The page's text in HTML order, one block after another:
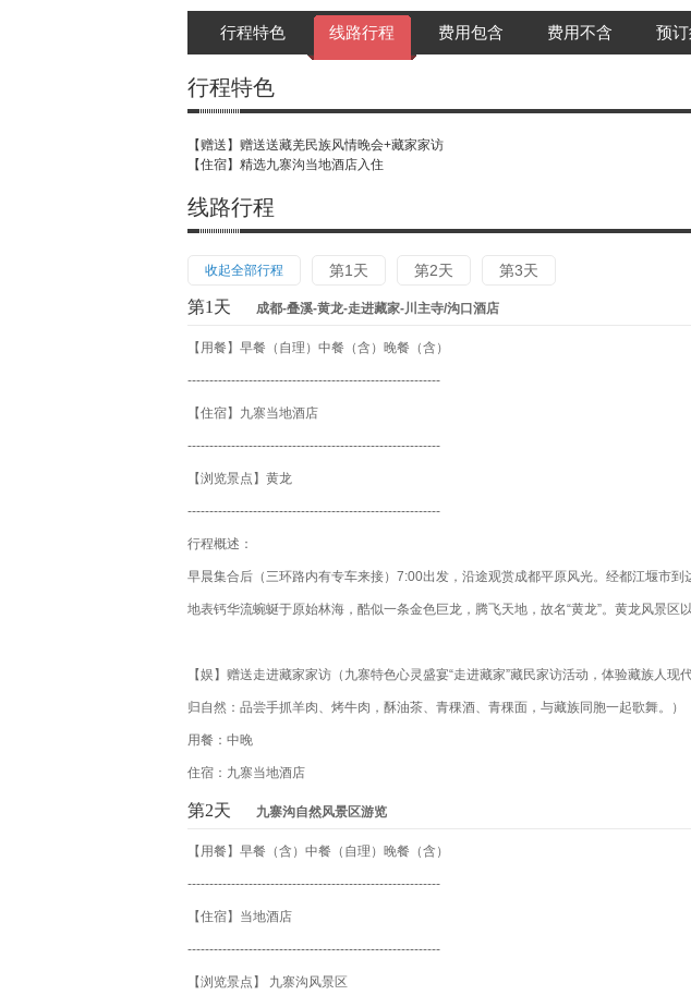
行程特色 线路行程 费用包含 费用不含 预
行程特色
【赠送】赠送送藏羌民族风情晚会+藏家家访
【住宿】精选九寨沟当地酒店入住
线路行程
收起全部行程 第1天 第2天 第3天
第1天 成都-叠溪-黄龙-走进藏家-川主寺/沟口酒店
【用餐】早餐（自理）中餐（含）晚餐（含）
----------------------------------------------------------
【住宿】九寨当地酒店
----------------------------------------------------------
【浏览景点】黄龙
----------------------------------------------------------
行程概述：
早晨集合后（三环路内有专车来接）7:00出发，沿途观赏成都平原风光。经都江堰市
地表钙华流蜿蜒于原始林海，酷似一条金色巨龙，腾飞天地，故名“黄龙”。黄龙风景区
【娱】赠送走进藏家家访（九寨特色心灵盛宴“走进藏家”藏民家访活动，体验藏族人
归自然：品尝手抓羊肉、烤牛肉，酥油茶、青稞酒、青稞面，与藏族同胞一起歌舞。）
用餐：中晚
住宿：九寨当地酒店
第2天 九寨沟自然风景区游览
【用餐】早餐（含）中餐（自理）晚餐（含）
----------------------------------------------------------
【住宿】当地酒店
----------------------------------------------------------
【浏览景点】 九寨沟风景区